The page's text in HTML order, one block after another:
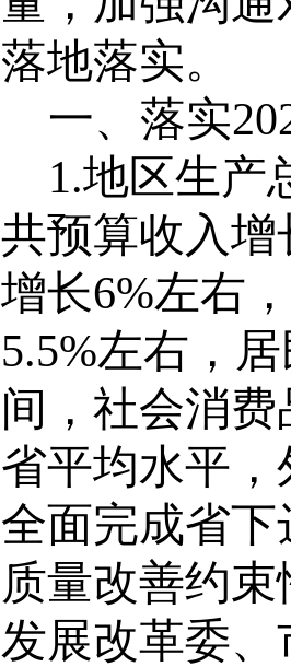
落地落实。
一、落实
1.地区生产
共预算收入增
增长6%左右
5.5%左右，
间，社会消
省平均水平
全面完成省
质量改善约
发展改革委